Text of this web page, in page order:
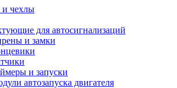
и чехлы
для автосигнализаций
и замки
и запуски
автозапуска двигателя